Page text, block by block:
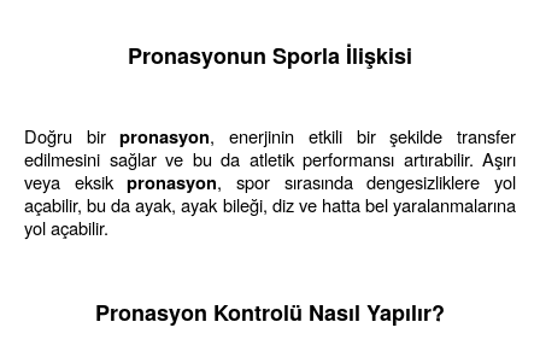
Pronasyonun Sporla İlişkisi
Doğru bir pronasyon, enerjinin etkili bir şekilde transfer
edilmesini sağlar ve bu da atletik performansı artırabilir. Aşırı
veya eksik pronasyon, spor sırasında dengesizliklere yol
açabilir, bu da ayak, ayak bileği, diz ve hatta bel yaralanmalarına
yol açabilir.
Pronasyon Kontrolü Nasıl Yapılır?